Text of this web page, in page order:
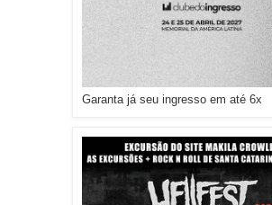
Garanta já seu ingresso em até 6x